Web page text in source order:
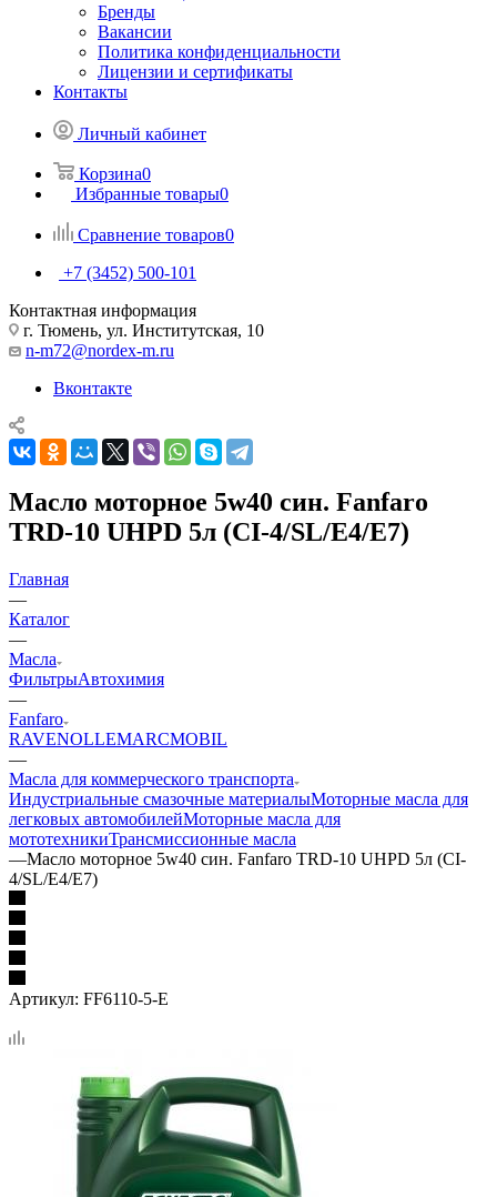
Бренды
Вакансии
Политика конфиденциальности
Лицензии и сертификаты
Контакты
Личный кабинет
Корзина0
Избранные товары0
Сравнение товаров0
+7 (3452) 500-101
Контактная информация
г. Тюмень, ул. Институтская, 10
n-m72@nordex-m.ru
Вконтакте
Масло моторное 5w40 син. Fanfaro
TRD-10 UHPD 5л (CI-4/SL/E4/E7)
Главная
—
Каталог
—
Масла
ФильтрыАвтохимия
—
Fanfaro
RAVENOLLEMARCMOBIL
—
Масла для коммерческого транспорта
Индустриальные смазочные материалыМоторные масла для
легковых автомобилейМоторные масла для
мототехникиТрансмиссионные масла
—Масло моторное 5w40 син. Fanfaro TRD-10 UHPD 5л (CI-
4/SL/E4/E7)
Артикул: FF6110-5-E